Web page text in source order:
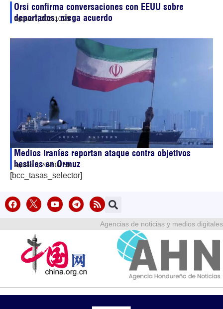
Orsi confirma conversaciones con EEUU sobre
deportados, niega acuerdo
agosto 7, 202610:25
Medios iraníes reportan ataque contra objetivos
hostiles en Ormuz
agosto 7, 202602:59
[bcc_tasas_selector]
Agencias de noticias y medios digitales